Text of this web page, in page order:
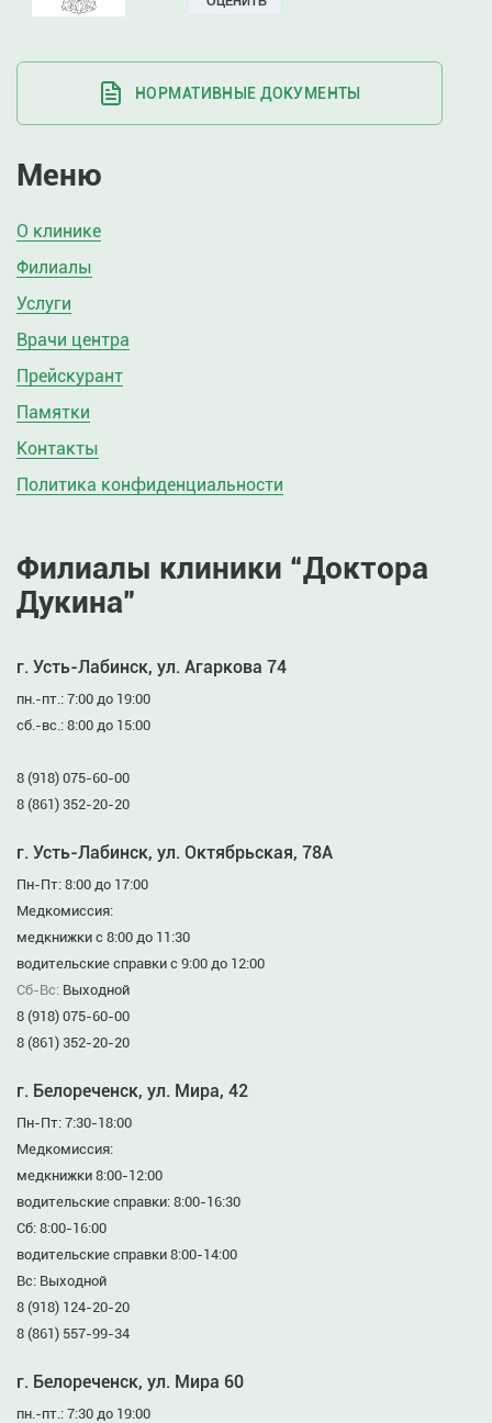
НОРМАТИВНЫЕ ДОКУМЕНТЫ
Меню
О клинике
Филиалы
Услуги
Врачи центра
Прейскурант
Памятки
Контакты
Политика конфиденциальности
Филиалы клиники “Доктора
Дукина”
г. Усть-Лабинск, ул. Агаркова 74
пн.-пт.: 7:00 до 19:00
сб.-вс.: 8:00 до 15:00
8 (918) 075-60-00
8 (861) 352-20-20
г. Усть-Лабинск, ул. Октябрьская, 78А
Пн-Пт: 8:00 до 17:00
Медкомиссия:
медкнижки с 8:00 до 11:30
водительские справки с 9:00 до 12:00
Сб-Вс: Выходной
8 (918) 075-60-00
8 (861) 352-20-20
г. Белореченск, ул. Мира, 42
Пн-Пт: 7:30-18:00
Медкомиссия:
медкнижки 8:00-12:00
водительские справки: 8:00-16:30
Сб: 8:00-16:00
водительские справки 8:00-14:00
Вс: Выходной
8 (918) 124-20-20
8 (861) 557-99-34
г. Белореченск, ул. Мира 60
пн.-пт.: 7:30 до 19:00